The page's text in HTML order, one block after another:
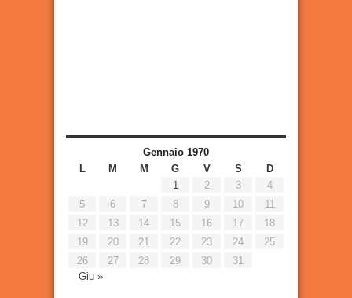
Gennaio 1970
L
M M G V S
D
1
2 3
4
5
6 7 8 9 10
11
12
13 14 15 16 17
18
19
20 21 22 23 24
25
26
27 28 29 30
31
Giu »